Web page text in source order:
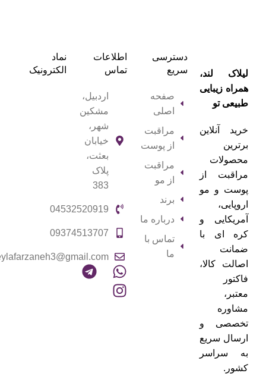
لیلاک‌ لند،
همراه زیبایی
طبیعی تو
خرید آنلاین
برترین
محصولات
مراقبت از
پوست و مو
اروپایی،
آمریکایی و
کره ای با
ضمانت
اصالت کالا،
فاکتور
معتبر،
مشاوره
تخصصی و
ارسال سریع
به سراسر
کشور.
دسترسی
سریع
صفحه
اصلی
مراقبت
از پوست
مراقبت
از مو
برند
درباره ما
تماس با
ما
اطلاعات
تماس
اردبیل،
مشکین
شهر،
خیابان
بعثت،
پلاک
383
04532520919
09374513707
نماد
الکترونیک